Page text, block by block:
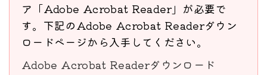
ア「Adobe Acrobat Reader」が必要で
す。下記のAdobe Acrobat Readerダウン
ロードページから入手してください。
Adobe Acrobat Readerダウンロード